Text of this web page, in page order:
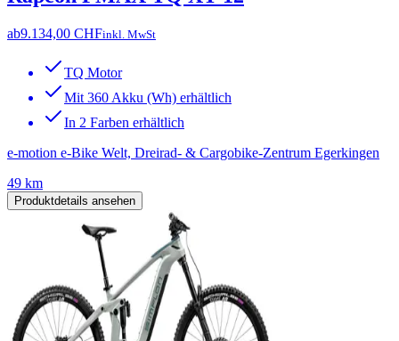
ab9.134,00 CHFinkl. MwSt
TQ Motor
Mit 360 Akku (Wh) erhältlich
In 2 Farben erhältlich
e-motion e-Bike Welt, Dreirad- & Cargobike-Zentrum Egerkingen
49 km
Produktdetails ansehen